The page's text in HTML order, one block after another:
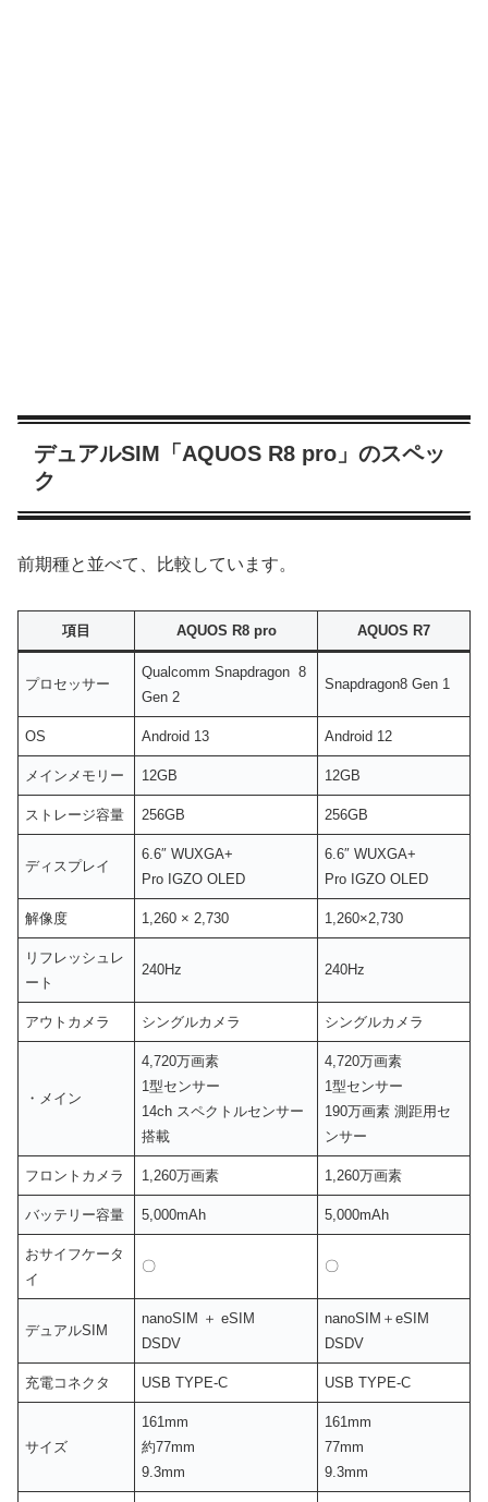
デュアルSIM「AQUOS R8 pro」のスペッ
ク
前期種と並べて、比較しています。
項目 AQUOS R8 pro AQUOS R7
プロセッサー
Qualcomm Snapdragon 8
Gen 2
Snapdragon8 Gen 1
OS Android 13 Android 12
メインメモリー 12GB 12GB
ストレージ容量 256GB 256GB
ディスプレイ
6.6″ WUXGA+
Pro IGZO OLED
6.6″ WUXGA+
Pro IGZO OLED
解像度 1,260 × 2,730 1,260×2,730
リフレッシュレ
ート
240Hz 240Hz
アウトカメラ シングルカメラ シングルカメラ
・メイン
4,720万画素
1型センサー
14ch スペクトルセンサー
搭載
4,720万画素
1型センサー
190万画素 測距用セ
ンサー
フロントカメラ 1,260万画素 1,260万画素
バッテリー容量 5,000mAh 5,000mAh
おサイフケータ
イ
〇 〇
デュアルSIM
nanoSIM ＋ eSIM
DSDV
nanoSIM＋eSIM
DSDV
充電コネクタ USB TYPE-C USB TYPE-C
サイズ
161mm
約77mm
9.3mm
161mm
77mm
9.3mm